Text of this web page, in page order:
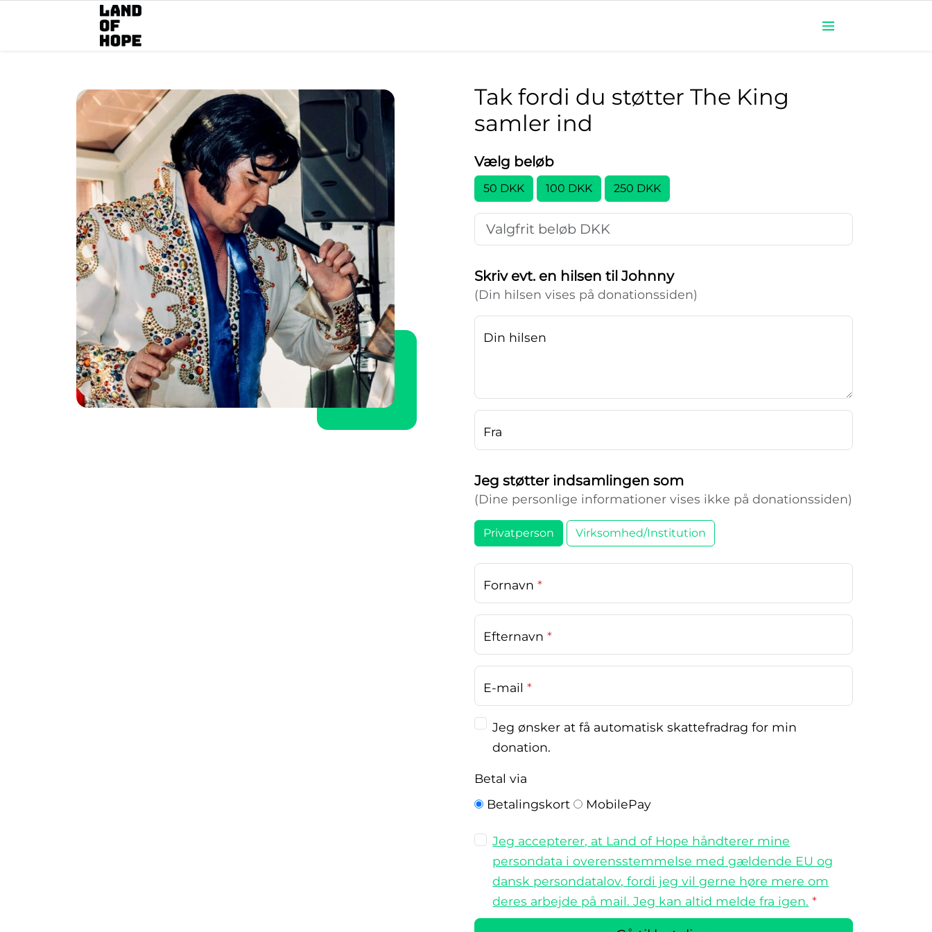
Tak fordi du støtter The King
samler ind
Vælg beløb
Skriv evt. en hilsen til Johnny
(Din hilsen vises på donationssiden)
Din hilsen
Fra
Jeg støtter indsamlingen som
(Dine personlige informationer vises ikke på donationssiden)
Privatperson Virksomhed/Institution
Fornavn *
Efternavn *
E-mail *
Jeg ønsker at få automatisk skattefradrag for min
donation.
Betal via
Betalingskort
MobilePay
Jeg accepterer, at Land of Hope håndterer mine
persondata i overensstemmelse med gældende EU og
dansk persondatalov, fordi jeg vil gerne høre mere om
deres arbejde på mail. Jeg kan altid melde fra igen. *